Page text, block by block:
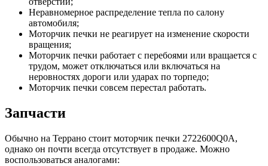
Неравномерное распределение тепла по салону
автомобиля;
Моторчик печки не реагирует на изменение скорости
вращения;
Моторчик печки работает с перебоями или вращается с
трудом, может отключаться или включаться на
неровностях дороги или ударах по торпедо;
Моторчик печки совсем перестал работать.
Запчасти
Обычно на Террано стоит моторчик печки 2722600Q0A,
однако он почти всегда отсутствует в продаже. Можно
воспользоваться аналогами: